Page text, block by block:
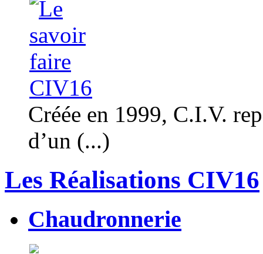
Créée en 1999, C.I.V.
d’un (...)
Les Réalisations CIV16
Chaudronnerie